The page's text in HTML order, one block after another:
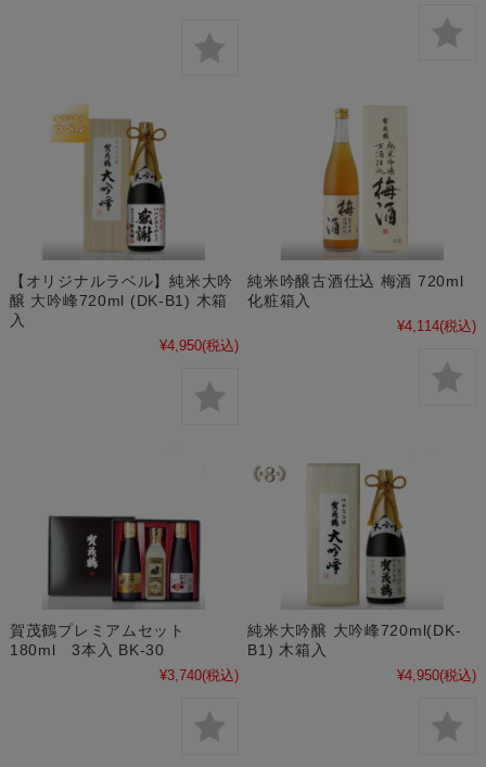
【オリジナルラベル】純米大吟
醸 大吟峰720ml (DK-B1) 木箱
入
¥4,950(税込)
純米吟醸古酒仕込 梅酒 720ml
化粧箱入
¥4,114(税込)
賀茂鶴プレミアムセット
180ml 3本入 BK-30
¥3,740(税込)
純米大吟醸 大吟峰720ml(DK-
B1) 木箱入
¥4,950(税込)